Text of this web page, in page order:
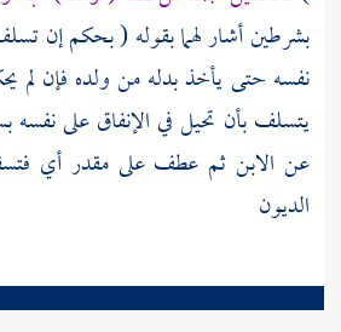
بشرطين أشار لهما بقوله ( بحكم إن
نفسه حتى يأخذ بدله من ولده فإن لم
يتسلف بأن تحيل في الإنفاق على نفسه
عن الابن ثم عطف على مقدر أي
الديون